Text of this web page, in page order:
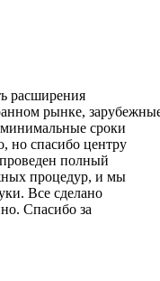
расширения
рынке,
сроки
но спасибо центру
полный
процедур, и мы
Все сделано
Спасибо за